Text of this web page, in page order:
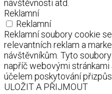
návštěvnosti atd.
Reklamní
Reklamní
Reklamní soubory cookie
relevantních reklam a
návštěvníkům. Tyto
napříč webovými
účelem poskytování
ULOŽIT A PŘIJMOUT